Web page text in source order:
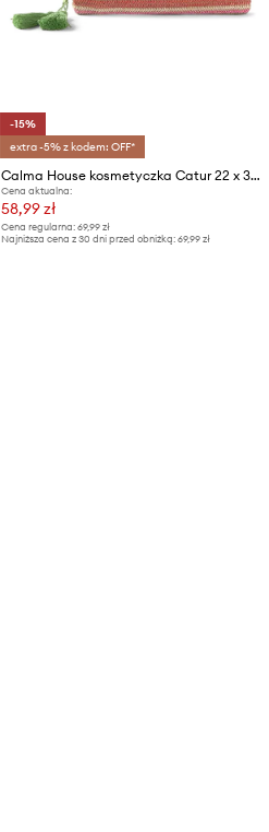
-15%
extra -5% z kodem: OFF*
Calma House kosmetyczka Catur 22 x 35 cm
Cena aktualna:
58,99 zł
Cena regularna: 69,99 zł
Najniższa cena z 30 dni przed obniżką: 69,99 zł